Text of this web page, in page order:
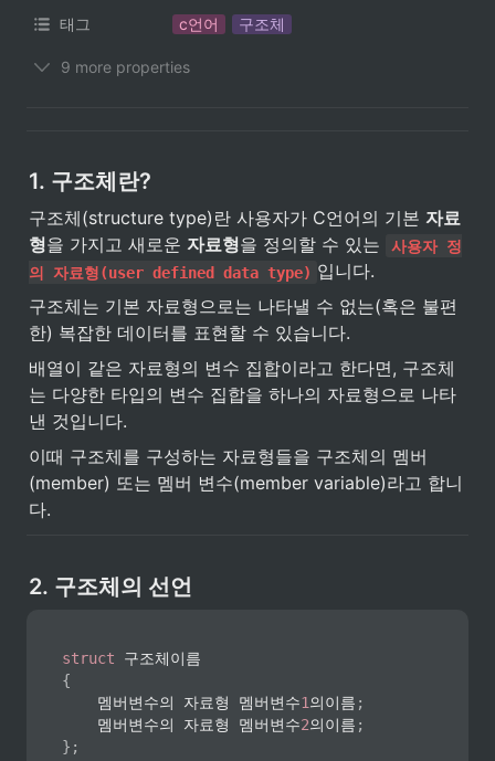
태그 c언어 구조체
9 more properties
1. 구조체란?
구조체(structure type)란 사용자가 C언어의 기본 자료
형을 가지고 새로운 자료형을 정의할 수 있는
사용자 정
의 자료형(user defined data type) 입니다.
구조체는 기본 자료형으로는 나타낼 수 없는(혹은 불편
한) 복잡한 데이터를 표현할 수 있습니다.
배열이 같은 자료형의 변수 집합이라고 한다면, 구조체
는 다양한 타입의 변수 집합을 하나의 자료형으로 나타
낸 것입니다.
이때 구조체를 구성하는 자료형들을 구조체의 멤버
(member) 또는 멤버 변수(member variable)라고 합니
다.
2. 구조체의 선언
struct
{
    멤버변수의 자료형 멤버변수
1의이름 ;
    멤버변수의 자료형 멤버변수
2의이름 ;
} ;